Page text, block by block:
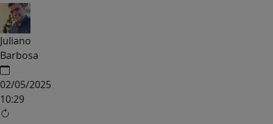
Juliano
Barbosa
02/05/2025
10:29